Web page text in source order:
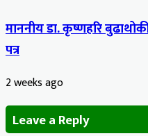
माननीय डा. कृष्णहरि
पत्र
2 weeks ago
Leave a Reply